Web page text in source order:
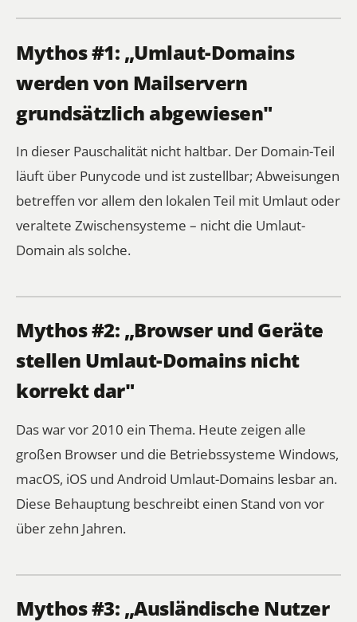
Mythos #1: „Umlaut-Domains
werden von Mailservern
grundsätzlich abgewiesen"
In dieser Pauschalität nicht haltbar. Der Domain-Teil
läuft über Punycode und ist zustellbar; Abweisungen
betreffen vor allem den lokalen Teil mit Umlaut oder
veraltete Zwischensysteme – nicht die Umlaut-
Domain als solche.
Mythos #2: „Browser und Geräte
stellen Umlaut-Domains nicht
korrekt dar"
Das war vor 2010 ein Thema. Heute zeigen alle
großen Browser und die Betriebssysteme Windows,
macOS, iOS und Android Umlaut-Domains lesbar an.
Diese Behauptung beschreibt einen Stand von vor
über zehn Jahren.
Mythos #3: „Ausländische Nutzer